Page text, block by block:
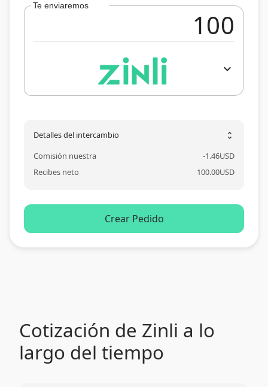
Te enviaremos
expand_more
Detalles del intercambio unfold_more
Comisión nuestra -1.46USD
Recibes neto
100.00USD
Crear Pedido
Cotización de Zinli a lo
largo del tiempo